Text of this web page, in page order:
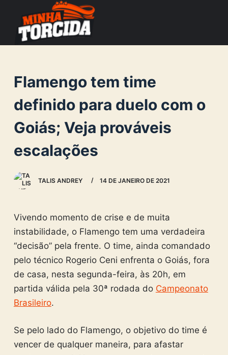
o
n
e
Flamengo tem time
definido para duelo com o
Goiás; Veja prováveis
escalações
TALIS ANDREY 14 DE JANEIRO DE 2021
Vivendo momento de crise e de muita
instabilidade, o Flamengo tem uma verdadeira
“decisão” pela frente. O time, ainda comandado
pelo técnico Rogerio Ceni enfrenta o Goiás, fora
de casa, nesta segunda-feira, às 20h, em
partida válida pela 30ª rodada do Campeonato
Brasileiro.
Se pelo lado do Flamengo, o objetivo do time é
vencer de qualquer maneira, para afastar